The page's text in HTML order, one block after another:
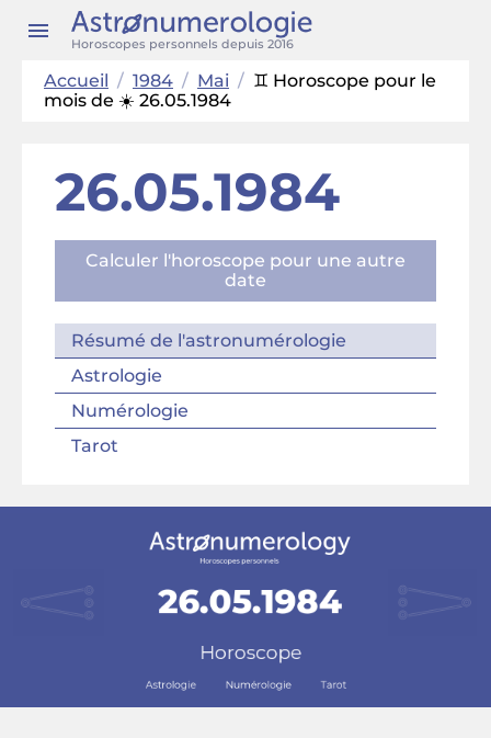
Horoscopes personnels depuis 2016
Accueil / 1984 / Mai / ♊ Horoscope pour le
mois de ☀️ 26.05.1984
26.05.1984
Calculer l'horoscope pour une autre
date
Résumé de l'astronumérologie
Astrologie
Numérologie
Tarot